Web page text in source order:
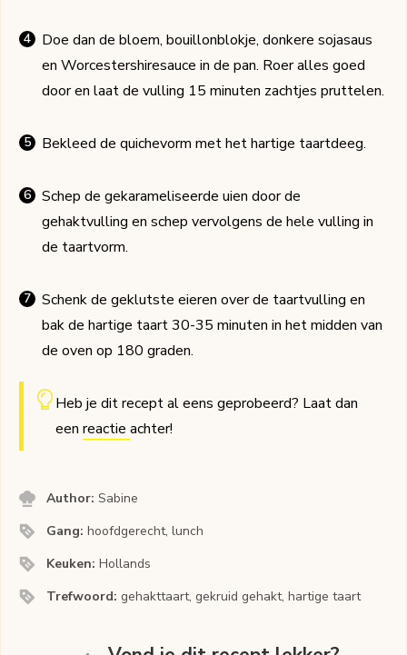
Doe dan de bloem, bouillonblokje, donkere sojasaus
en Worcestershiresauce in de pan. Roer alles goed
door en laat de vulling 15 minuten zachtjes pruttelen.
Bekleed de quichevorm met het hartige taartdeeg.
Schep de gekarameliseerde uien door de
gehaktvulling en schep vervolgens de hele vulling in
de taartvorm.
Schenk de geklutste eieren over de taartvulling en
bak de hartige taart 30-35 minuten in het midden van
de oven op 180 graden.
Heb je dit recept al eens geprobeerd? Laat dan
een reactie achter!
Author:Sabine
Gang:hoofdgerecht, lunch
Keuken:Hollands
Trefwoord: gehakttaart, gekruid gehakt, hartige taart